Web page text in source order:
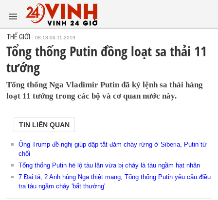
THẾ GIỚI 08:18 06-11-2019
Tổng thống Putin đồng loạt sa thải 11
tướng
Tổng thống Nga Vladimir Putin đã ký lệnh sa thải hàng
loạt 11 tướng trong các bộ và cơ quan nước này.
TIN LIÊN QUAN
Ông Trump đề nghị giúp dập tắt đám cháy rừng ở Siberia, Putin từ
chối
Tổng thống Putin hé lộ tàu lặn vừa bị cháy là tàu ngầm hạt nhân
7 Đại tá, 2 Anh hùng Nga thiệt mạng, Tổng thống Putin yêu cầu điều
tra tàu ngầm cháy 'bất thường'